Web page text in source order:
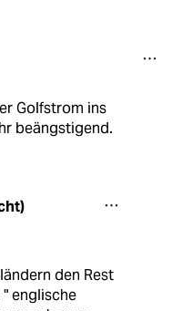
Golfstrom ins
beängstigend.
den Rest
englische